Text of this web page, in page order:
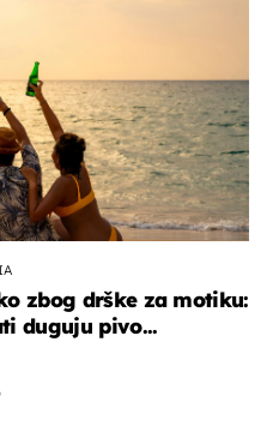
zbog drške za motiku:
duguju pivo...